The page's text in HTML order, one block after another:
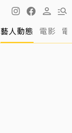
藝人動態 電影